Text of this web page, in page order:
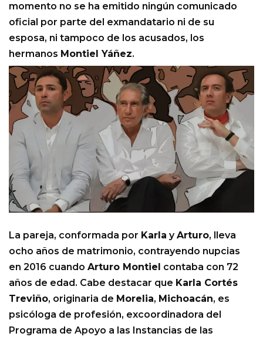
momento no se ha emitido ningún comunicado
oficial por parte del exmandatario ni de su
esposa, ni tampoco de los acusados, los
hermanos Montiel Yáñez.
La pareja, conformada por Karla yArturo, lleva
ocho años de matrimonio, contrayendo nupcias
en 2016 cuando Arturo Montiel contaba con 72
años de edad. Cabe destacar que Karla Cortés
Treviño, originaria de Morelia, Michoacán, es
psicóloga de profesión, excoordinadora del
Programa de Apoyo a las Instancias de las